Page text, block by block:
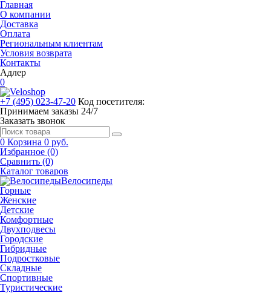
Главная
О компании
Доставка
Оплата
Региональным клиентам
Условия возврата
Контакты
Адлер
0
+7 (495) 023-47-20 Код посетителя:
Принимаем заказы 24/7
Заказать звонок
0 Корзина 0 руб.
Избранное (0)
Сравнить (0)
Каталог товаров
Велосипеды
Горные
Женские
Детские
Комфортные
Двухподвесы
Городские
Гибридные
Подростковые
Складные
Спортивные
Туристические